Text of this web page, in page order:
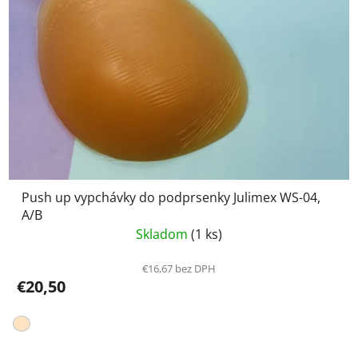
Push up vypchávky do podprsenky Julimex WS-04,
A/B
Skladom (1 ks)
€16,67 bez DPH
€20,50